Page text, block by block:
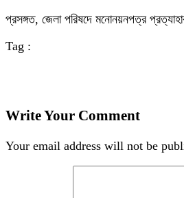
প্রসঙ্গত, জেলা পরিষদে মনোনয়নপত্র
Tag :
Write Your Comment
Your email address will not be